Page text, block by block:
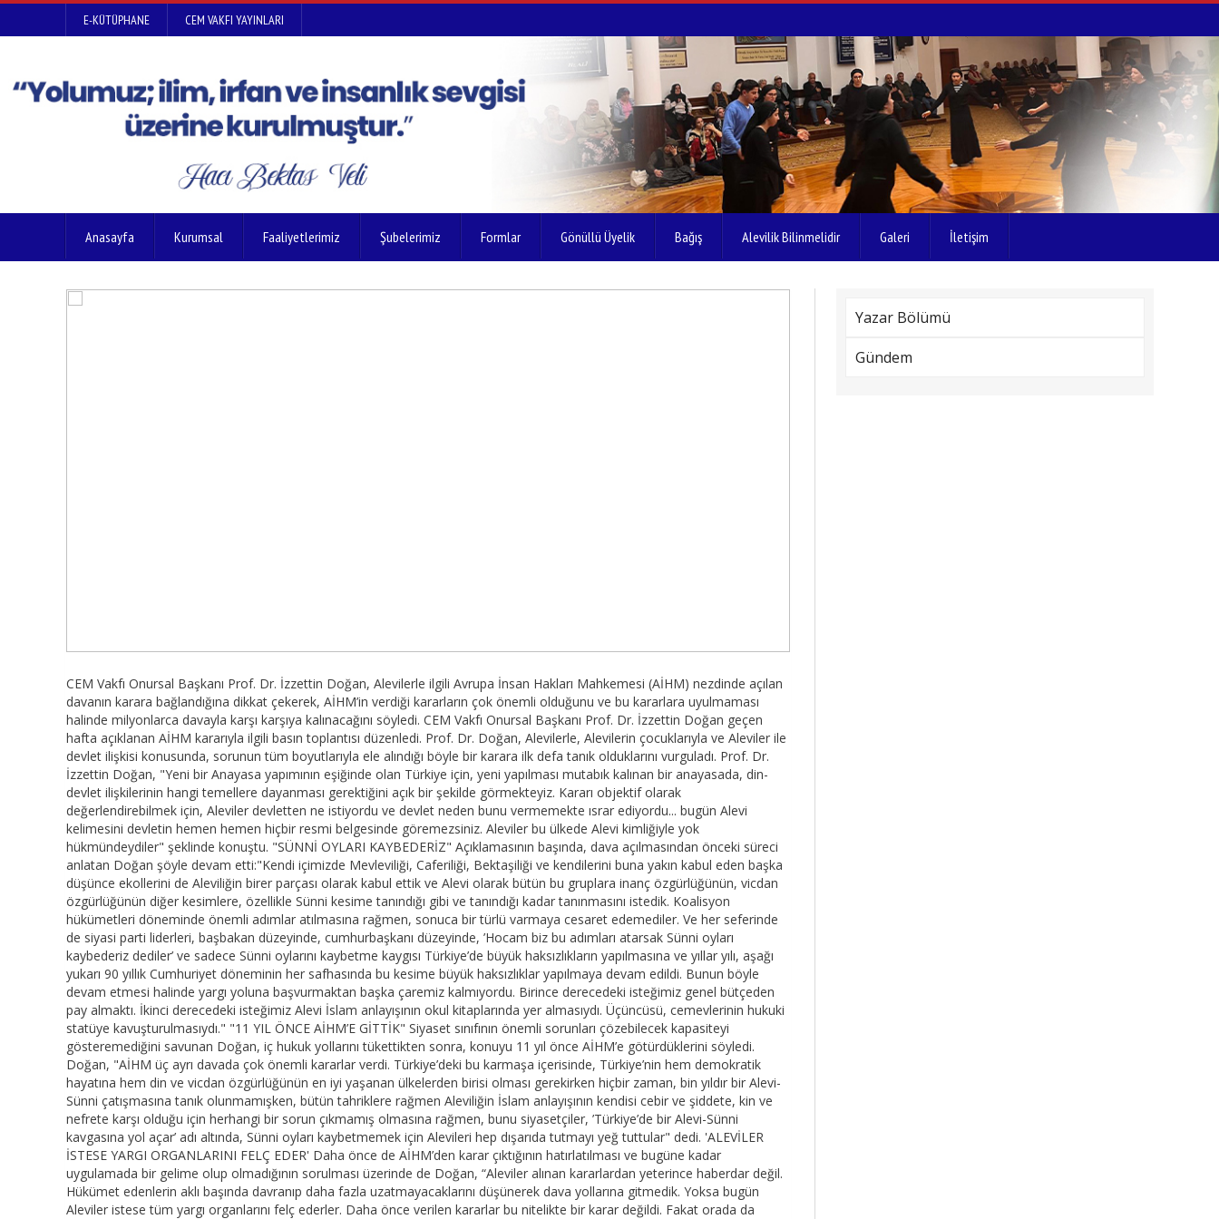
E-KÜTÜPHANE CEM VAKFI YAYINLARI
Anasayfa Kurumsal Faaliyetlerimiz Şubelerimiz Formlar Gönüllü Üyelik Bağış Alevilik Bilinmelidir Galeri İletişim
CEM Vakfı Onursal Başkanı Prof. Dr. İzzettin Doğan, Alevilerle ilgili Avrupa İnsan Hakları Mahkemesi (AİHM) nezdinde açılan
davanın karara bağlandığına dikkat çekerek, AİHM’in verdiği kararların çok önemli olduğunu ve bu kararlara uyulmaması
halinde milyonlarca davayla karşı karşıya kalınacağını söyledi. CEM Vakfı Onursal Başkanı Prof. Dr. İzzettin Doğan geçen
hafta açıklanan AİHM kararıyla ilgili basın toplantısı düzenledi. Prof. Dr. Doğan, Alevilerle, Alevilerin çocuklarıyla ve Aleviler ile
devlet ilişkisi konusunda, sorunun tüm boyutlarıyla ele alındığı böyle bir karara ilk defa tanık olduklarını vurguladı. Prof. Dr.
İzzettin Doğan, "Yeni bir Anayasa yapımının eşiğinde olan Türkiye için, yeni yapılması mutabık kalınan bir anayasada, din-
devlet ilişkilerinin hangi temellere dayanması gerektiğini açık bir şekilde görmekteyiz. Kararı objektif olarak
değerlendirebilmek için, Aleviler devletten ne istiyordu ve devlet neden bunu vermemekte ısrar ediyordu... bugün Alevi
kelimesini devletin hemen hemen hiçbir resmi belgesinde göremezsiniz. Aleviler bu ülkede Alevi kimliğiyle yok
hükmündeydiler" şeklinde konuştu. "SÜNNİ OYLARI KAYBEDERİZ" Açıklamasının başında, dava açılmasından önceki süreci
anlatan Doğan şöyle devam etti:"Kendi içimizde Mevleviliği, Caferiliği, Bektaşiliği ve kendilerini buna yakın kabul eden başka
düşünce ekollerini de Aleviliğin birer parçası olarak kabul ettik ve Alevi olarak bütün bu gruplara inanç özgürlüğünün, vicdan
özgürlüğünün diğer kesimlere, özellikle Sünni kesime tanındığı gibi ve tanındığı kadar tanınmasını istedik. Koalisyon
hükümetleri döneminde önemli adımlar atılmasına rağmen, sonuca bir türlü varmaya cesaret edemediler. Ve her seferinde
de siyasi parti liderleri, başbakan düzeyinde, cumhurbaşkanı düzeyinde, ’Hocam biz bu adımları atarsak Sünni oyları
kaybederiz dediler’ ve sadece Sünni oylarını kaybetme kaygısı Türkiye’de büyük haksızlıkların yapılmasına ve yıllar yılı, aşağı
yukarı 90 yıllık Cumhuriyet döneminin her safhasında bu kesime büyük haksızlıklar yapılmaya devam edildi. Bunun böyle
devam etmesi halinde yargı yoluna başvurmaktan başka çaremiz kalmıyordu. Birince derecedeki isteğimiz genel bütçeden
pay almaktı. İkinci derecedeki isteğimiz Alevi İslam anlayışının okul kitaplarında yer almasıydı. Üçüncüsü, cemevlerinin hukuki
statüye kavuşturulmasıydı." "11 YIL ÖNCE AİHM’E GİTTİK" Siyaset sınıfının önemli sorunları çözebilecek kapasiteyi
gösteremediğini savunan Doğan, iç hukuk yollarını tükettikten sonra, konuyu 11 yıl önce AİHM’e götürdüklerini söyledi.
Doğan, "AİHM üç ayrı davada çok önemli kararlar verdi. Türkiye’deki bu karmaşa içerisinde, Türkiye’nin hem demokratik
hayatına hem din ve vicdan özgürlüğünün en iyi yaşanan ülkelerden birisi olması gerekirken hiçbir zaman, bin yıldır bir Alevi-
Sünni çatışmasına tanık olunmamışken, bütün tahriklere rağmen Aleviliğin İslam anlayışının kendisi cebir ve şiddete, kin ve
nefrete karşı olduğu için herhangi bir sorun çıkmamış olmasına rağmen, bunu siyasetçiler, ’Türkiye’de bir Alevi-Sünni
kavgasına yol açar’ adı altında, Sünni oyları kaybetmemek için Alevileri hep dışarıda tutmayı yeğ tuttular" dedi. 'ALEVİLER
İSTESE YARGI ORGANLARINI FELÇ EDER' Daha önce de AİHM’den karar çıktığının hatırlatılması ve bugüne kadar
uygulamada bir gelime olup olmadığının sorulması üzerinde de Doğan, “Aleviler alınan kararlardan yeterince haberdar değil.
Hükümet edenlerin aklı başında davranıp daha fazla uzatmayacaklarını düşünerek dava yollarına gitmedik. Yoksa bugün
Aleviler istese tüm yargı organlarını felç ederler. Daha önce verilen kararlar bu nitelikte bir karar değildi. Fakat orada da
Yazar Bölümü
Gündem